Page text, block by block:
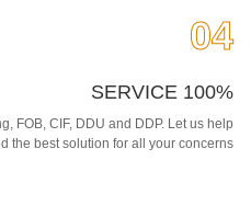
04
100% SERVICE
FOB, CIF, DDU and DDP. Let us help
the best solution for all your concerns.